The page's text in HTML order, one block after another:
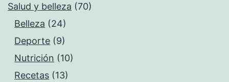
Salud y belleza (70)
Belleza (24)
Deporte (9)
Nutrición (10)
Recetas (13)